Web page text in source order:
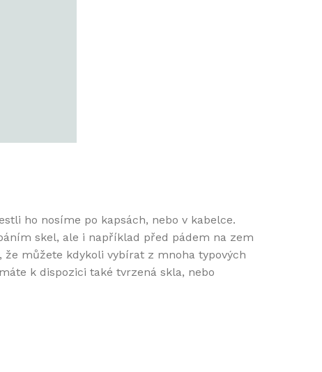
ho nosíme po kapsách, nebo v kabelce.
skel, ale i například před pádem na zem
že můžete kdykoli vybírat z mnoha typových
k dispozici také tvrzená skla, nebo